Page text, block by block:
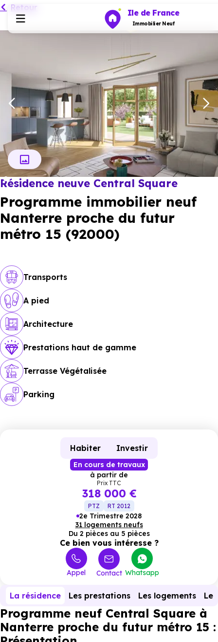
Ile de France
Immobilier Neuf
Habiter
Investir
Actualités
Ressources
Financer
Retour
Résidence neuve Central Square
Programme immobilier neuf
Nanterre proche du futur
métro 15 (92000)
Transports
A pied
Architecture
Prestations haut de gamme
Terrasse Végétalisée
Parking
Habiter Investir
En cours de travaux
à partir de
Prix TTC
318 000 €
PTZ RT 2012
2e Trimestre 2028
31 logements neufs
Du 2 pièces au 5 pièces
Ce bien vous intéresse ?
Appel Contact Whatsapp
La résidence Les prestations Les logements Le
Programme neuf Central Square à
Nanterre proche du futur métro 15 :